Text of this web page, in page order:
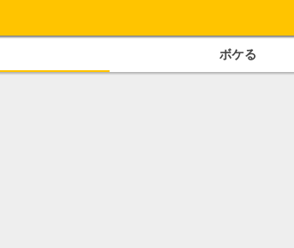
ボケる